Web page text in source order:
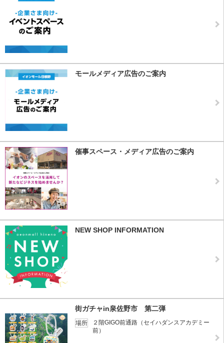
モールメディア広告のご案内
催事スペース・メディア広告のご案内
NEW SHOP INFORMATION
街ガチャin泉佐野市 第二弾
場所
２階GIGO前通路（セイハダンスアカデミー
前）